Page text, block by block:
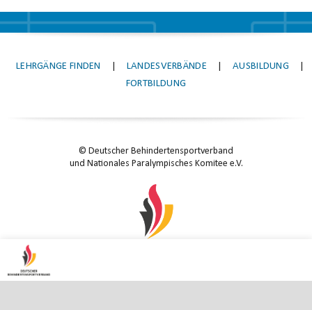
LEHRGÄNGE FINDEN LANDESVERBÄNDE AUSBILDUNG
FORTBILDUNG
© Deutscher Behindertensportverband
und Nationales Paralympisches Komitee e.V.